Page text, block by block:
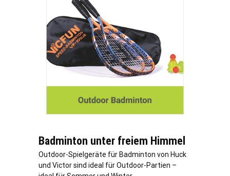
Badminton unter freiem Himmel
Outdoor-Spielgeräte für Badminton von Huck
und Victor sind ideal für Outdoor-Partien –